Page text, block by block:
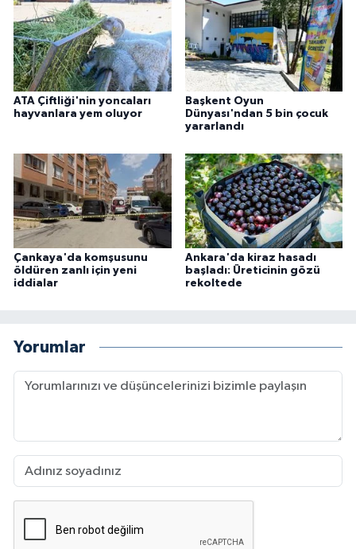
ATA Çiftliği'nin yoncaları
hayvanlara yem oluyor
Başkent Oyun
Dünyası'ndan 5 bin çocuk
yararlandı
Çankaya'da komşusunu
öldüren zanlı için yeni
iddialar
Ankara'da kiraz hasadı
başladı: Üreticinin gözü
rekoltede
Yorumlar